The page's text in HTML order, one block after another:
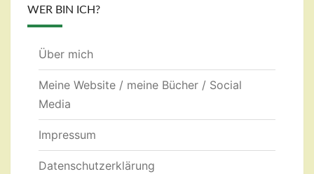
WER BIN ICH?
Über mich
Meine Website / meine Bücher / Social
Media
Impressum
Datenschutzerklärung